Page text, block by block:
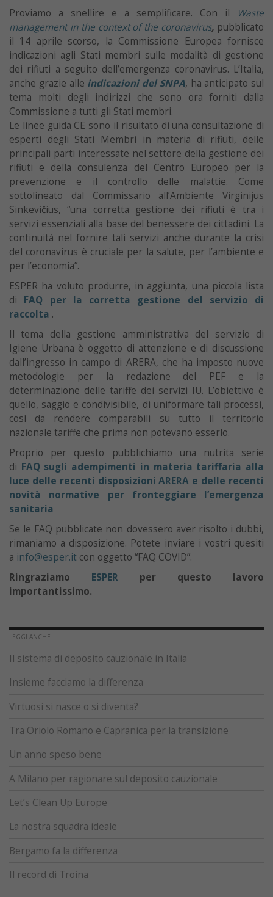
Proviamo a snellire e a semplificare. Con il
Waste
management in the context of the coronavirus, pubblicato
il 14 aprile scorso, la Commissione Europea fornisce
indicazioni agli Stati membri sulle modalità di gestione
dei rifiuti a seguito dell’emergenza coronavirus. L’Italia,
anche grazie alle indicazioni del SNPA, ha anticipato sul
tema molti degli indirizzi che sono ora forniti dalla
Commissione a tutti gli Stati membri.
Le linee guida CE sono il risultato di una consultazione di
esperti degli Stati Membri in materia di rifiuti, delle
principali parti interessate nel settore della gestione dei
rifiuti e della consulenza del Centro Europeo per la
prevenzione e il controllo delle malattie. Come
sottolineato dal Commissario all’Ambiente Virginijus
Sinkevičius, “una corretta gestione dei rifiuti è tra i
servizi essenziali alla base del benessere dei cittadini. La
continuità nel fornire tali servizi anche durante la crisi
del coronavirus è cruciale per la salute, per l’ambiente e
per l’economia”.
ESPER ha voluto produrre, in aggiunta, una piccola lista
di FAQ per la corretta gestione del servizio di
raccolta .
Il tema della gestione amministrativa del servizio di
Igiene Urbana è oggetto di attenzione e di discussione
dall’ingresso in campo di ARERA, che ha imposto nuove
metodologie per la redazione del PEF e la
determinazione delle tariffe dei servizi IU. L’obiettivo è
quello, saggio e condivisibile, di uniformare tali processi,
così da rendere comparabili su tutto il territorio
nazionale tariffe che prima non potevano esserlo.
Proprio per questo pubblichiamo una nutrita serie
di FAQ sugli adempimenti in materia tariffaria alla
luce delle recenti disposizioni ARERA e delle recenti
novità normative per fronteggiare l’emergenza
sanitaria
Se le FAQ pubblicate non dovessero aver risolto i dubbi,
rimaniamo a disposizione. Potete inviare i vostri quesiti
a info@esper.it con oggetto “FAQ COVID”.
Ringraziamo ESPER per questo lavoro
importantissimo.
LEGGI ANCHE
Il sistema di deposito cauzionale in Italia
Insieme facciamo la differenza
Virtuosi si nasce o si diventa?
Tra Oriolo Romano e Capranica per la transizione
Un anno speso bene
A Milano per ragionare sul deposito cauzionale
Let’s Clean Up Europe
La nostra squadra ideale
Bergamo fa la differenza
Il record di Troina